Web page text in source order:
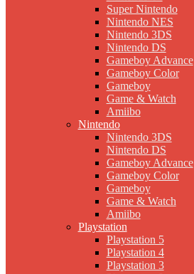
Super Nintendo
Nintendo NES
Nintendo 3DS
Nintendo DS
Gameboy Advance
Gameboy Color
Gameboy
Game & Watch
Amiibo
Nintendo
Nintendo 3DS
Nintendo DS
Gameboy Advance
Gameboy Color
Gameboy
Game & Watch
Amiibo
Playstation
Playstation 5
Playstation 4
Playstation 3